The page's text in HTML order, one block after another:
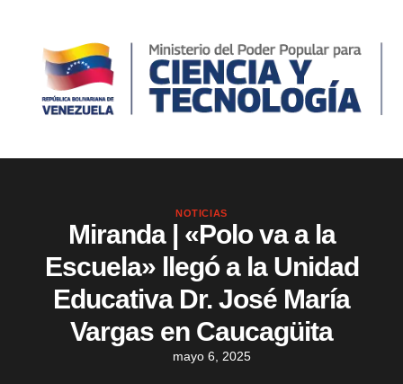
NOTICIAS
Miranda | «Polo va a la
Escuela» llegó a la Unidad
Educativa Dr. José María
Vargas en Caucagüita
mayo 6, 2025